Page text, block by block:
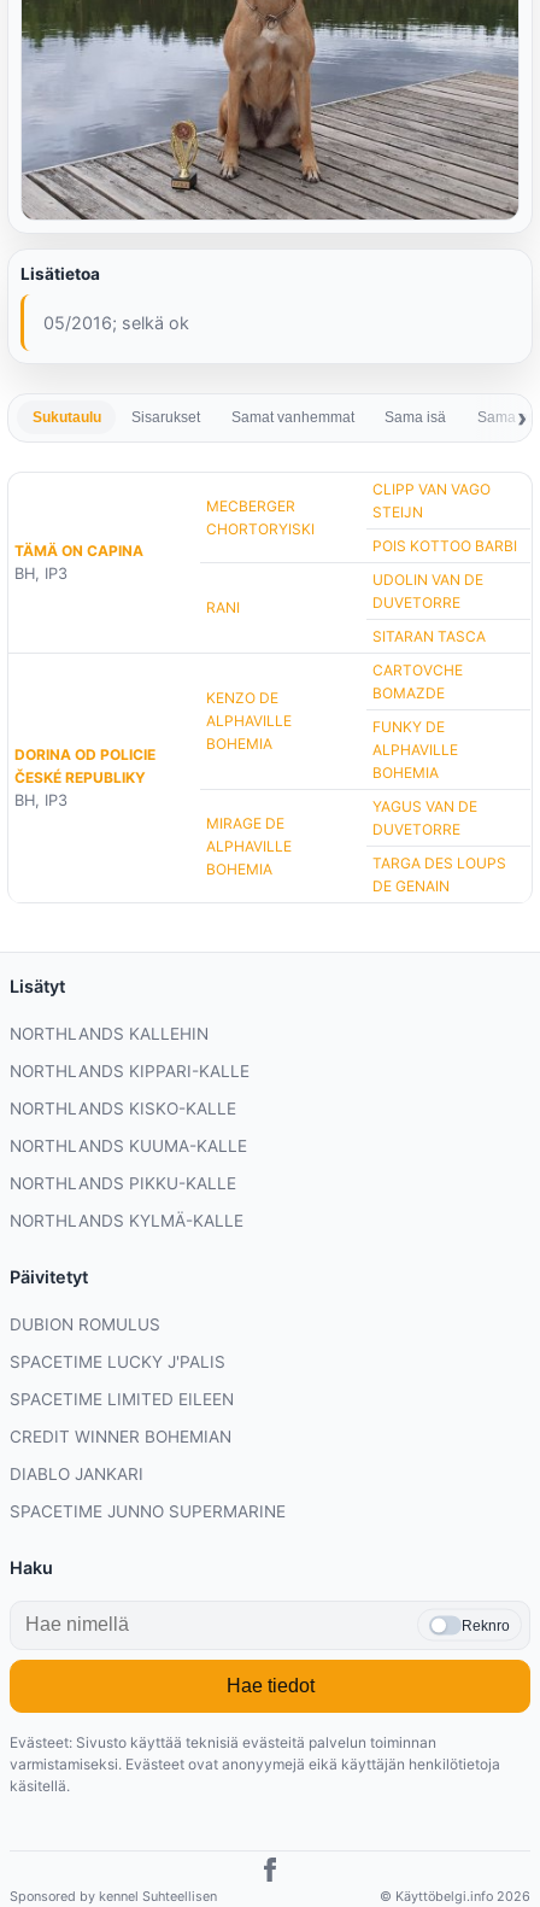
Lisätietoa
05/2016; selkä ok
Sukutaulu Sisarukset Samat vanhemmat Sama isä Sama
TÄMÄ ON CAPINA
BH, IP3
MECBERGER
CHORTORYISKI
CLIPP VAN VAGO
STEIJN
POIS KOTTOO BARBI
RANI
UDOLIN VAN DE
DUVETORRE
SITARAN TASCA
DORINA OD POLICIE
ČESKÉ REPUBLIKY
BH, IP3
KENZO DE
ALPHAVILLE
BOHEMIA
CARTOVCHE
BOMAZDE
FUNKY DE
ALPHAVILLE
BOHEMIA
MIRAGE DE
ALPHAVILLE
BOHEMIA
YAGUS VAN DE
DUVETORRE
TARGA DES LOUPS
DE GENAIN
Lisätyt
NORTHLANDS KALLEHIN
NORTHLANDS KIPPARI-KALLE
NORTHLANDS KISKO-KALLE
NORTHLANDS KUUMA-KALLE
NORTHLANDS PIKKU-KALLE
NORTHLANDS KYLMÄ-KALLE
Päivitetyt
DUBION ROMULUS
SPACETIME LUCKY J'PALIS
SPACETIME LIMITED EILEEN
CREDIT WINNER BOHEMIAN
DIABLO JANKARI
SPACETIME JUNNO SUPERMARINE
Haku
Reknro
Hae tiedot
Evästeet: Sivusto käyttää teknisiä evästeitä palvelun toiminnan
varmistamiseksi. Evästeet ovat anonyymejä eikä käyttäjän henkilötietoja
käsitellä.
Sponsored by kennel Suhteellisen © Käyttöbelgi.info 2026